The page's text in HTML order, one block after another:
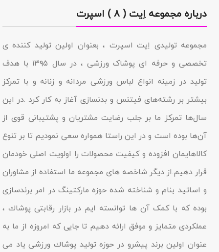
درباره مجموعه اِیت ( ۸ ) اسپرت
مجموعه تولیدى اِیت اسپرت ، بعنوان اولین تولید کننده ی
تخصصی و حرفه ای پوشاک ورزشی ، در سال ۱۳۹۵ با هدف
تولید در زمینه انواع لباس ورزشی مردانه و زنانه و با تمرکز
بیشتر بر رشته‌های فیتنس و بدنسازی آغاز به کار کرد .در این
سال‌ها تمرکز ما بر جلب رضایت مشتریان و پشتیبانی قوی از
آن‌ها بوده است و در این راستا همواره سعی نمودیم تا بر تنوع
کالاهایمان افزوده و کیفیت محصولات را اولویت اصلی خودمان
قرار دهیم.از دیگر شاخصه هاى مجموعه ما استفاده از مشاوران
و اساتید بنام و شناخته شده حوزه مارکتینگ در امر برندسازى
بوده که با کمک آن ها توانسته ایم در بازار رقابتى پوشاك ،
عملکردى متمایز و موفق ارائه دهیم تا جایى که امروزه از ما به
عنوان اولین برند پیشرو در حوزه تولید پوشاك ورزشی یاد مى